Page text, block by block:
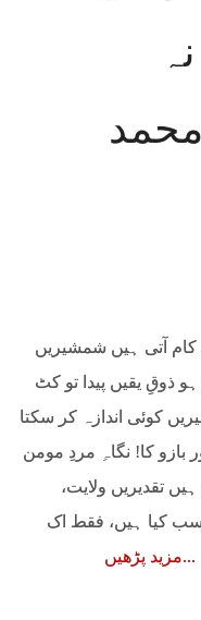
محمد
کام آتی ہیں شمشیریں
ہو ذوقِ یقیں پیدا تو کٹ
کوئی اندازہ کر سکتا
بازو کا! نگاہِ مردِ مومن
تقدیریں ولایت،
سب کیا ہیں، فقط اک
مزید پڑھیں